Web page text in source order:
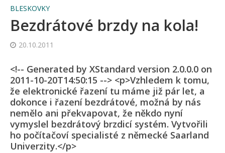
BLESKOVKY
Bezdrátové brzdy na kola!
20.10.2011
<!-- Generated by XStandard version 2.0.0.0 on
2011-10-20T14:50:15 --> <p>Vzhledem k tomu,
že elektronické řazení tu máme již pár let, a
dokonce i řazení bezdrátové, možná by nás
nemělo ani překvapovat, že někdo nyní
vymyslel bezdrátový brzdicí systém. Vytvořili
ho počítačoví specialisté z německé Saarland
Univerzity.</p>